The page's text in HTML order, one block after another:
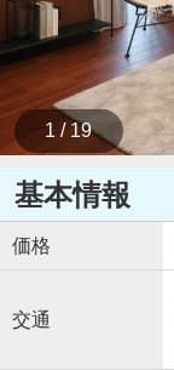
1 / 19
基本情報
価格
交通